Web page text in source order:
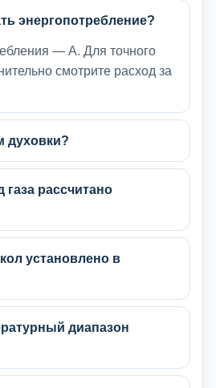
энергопотребление?
— A. Для точного
смотрите расход за
духовки?
газа рассчитано
установлено в
диапазон